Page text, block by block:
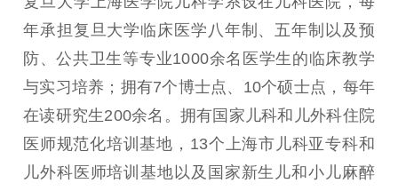
年承担复旦大学临床医学八年制、五年制以及预
防、公共卫生等专业1000余名医学生的临床教学
与实习培养；拥有7个博士点、10个硕士点，每年
在读研究生200余名。拥有国家儿科和儿外科住院
医师规范化培训基地，13个上海市儿科亚专科和
儿外科医师培训基地以及国家新生儿和小儿麻醉